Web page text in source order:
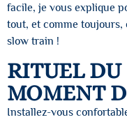
facile, je vous explique
tout, et comme
slow train !
RITUEL
MOMENT
Installez-vous